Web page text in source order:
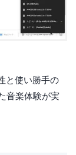
と使い勝手の
音楽体験が実